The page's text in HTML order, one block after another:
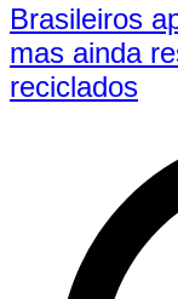
Brasileiros
mas ainda
reciclados